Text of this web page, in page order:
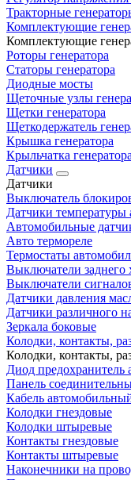
Тракторные
Комплектующие
Комплектующие
Роторы генератора
Статоры генератора
Диодные мосты
Щеточные узлы
Щетки генератора
Щеткодержатель
Крышка генератора
Крыльчатка генератора
Датчики
Датчики
Выключатель
Датчики температуры
Автомобильные
Авто термореле
Термостаты
Выключатели заднего
Выключатели
Датчики давления
Датчики различного
Зеркала боковые
Колодки, контакты,
Колодки, контакты,
Диод предохранитель
Панель
Кабель
Колодки гнездовые
Колодки штыревые
Контакты гнездовые
Контакты штыревые
Наконечники на